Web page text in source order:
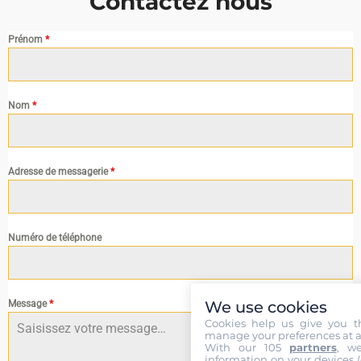
Prénom *
Nom *
Adresse de messagerie*
Numéro de téléphone
Message* We use cookies
Cookies help us give you
manage your preferences at
With our 105 partners,